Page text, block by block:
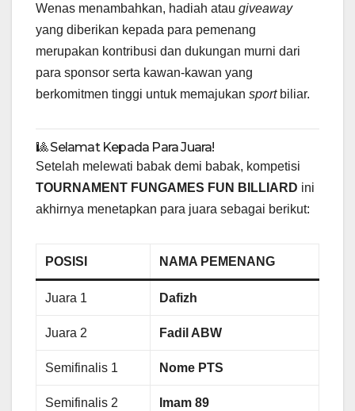
Wenas menambahkan, hadiah atau giveaway
yang diberikan kepada para pemenang
merupakan kontribusi dan dukungan murni dari
para sponsor serta kawan-kawan yang
berkomitmen tinggi untuk memajukan sportbiliar.
🎱 Selamat Kepada Para Juara!
Setelah melewati babak demi babak, kompetisi
TOURNAMENT FUNGAMES FUN BILLIARD ini
akhirnya menetapkan para juara sebagai berikut:
POSISI NAMA PEMENANG
Juara 1 Dafizh
Juara 2 Fadil ABW
Semifinalis 1 Nome PTS
Semifinalis 2 Imam 89